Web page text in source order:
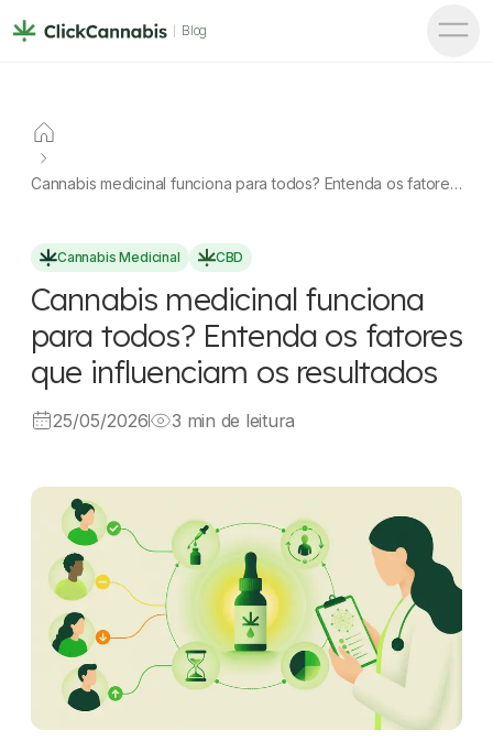
Blog
Cannabis medicinal funciona para todos? Entenda os fatores
Cannabis Medicinal CBD
Cannabis medicinal funciona
para todos? Entenda os fatores
que influenciam os resultados
25/05/2026 3 min de leitura